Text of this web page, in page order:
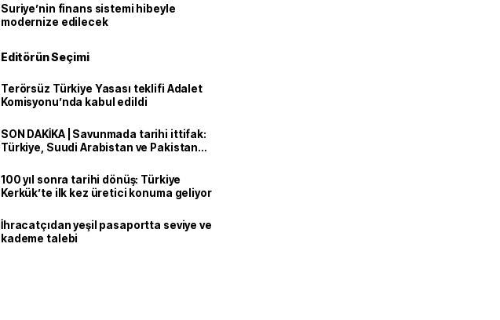
Suriye’nin finans sistemi hibeyle
modernize edilecek
Editörün Seçimi
Terörsüz Türkiye Yasası teklifi Adalet
Komisyonu’nda kabul edildi
SON DAKİKA | Savunmada tarihi ittifak:
Türkiye, Suudi Arabistan ve Pakistan
100 yıl sonra tarihi dönüş: Türkiye
Kerkük’te ilk kez üretici konuma geliyor
İhracatçıdan yeşil pasaportta seviye ve
kademe talebi